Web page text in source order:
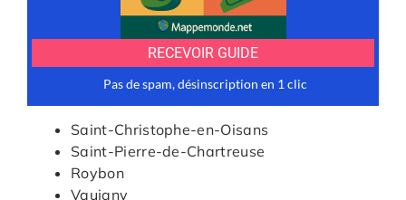
Saint-Christophe-en-Oisans
Saint-Pierre-de-Chartreuse
Roybon
Vaujany